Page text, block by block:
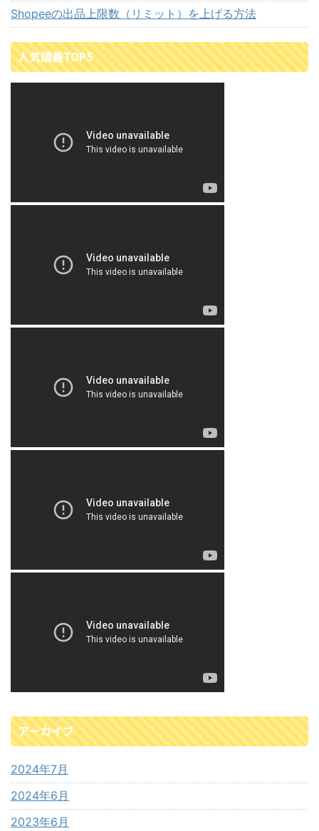
Shopeeの出品上限数（リミット）を上げる方法
人気講義TOP5
アーカイブ
2024年7月
2024年6月
2023年6月